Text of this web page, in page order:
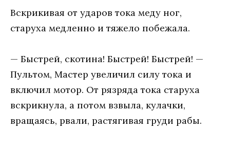
Вскрикивая от ударов тока меду ног,
старуха медленно и тяжело побежала.
— Быстрей, скотина! Быстрей! Быстрей! —
Пультом, Мастер увеличил силу тока и
включил мотор. От рязряда тока старуха
вскрикнула, а потом взвыла, кулачки,
вращаясь, рвали, растягивая груди рабы.